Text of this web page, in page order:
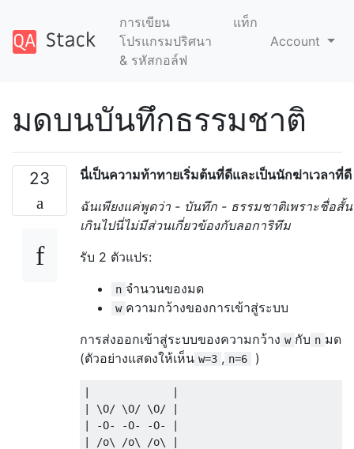
การเขียน
โปรแกรมปริศนา
& รหัสกอล์ฟ
แท็ก
Account
มดบนบันทึกธรรมชาติ
23
นี่เป็นความท้าทายเริ่มต้นที่ดีและเป็นนักฆ่าเวลาที่ดี
ฉันเพียงแค่พูดว่า - บันทึก - ธรรมชาติเพราะชื่อสั้น
เกินไปนี่ไม่มีส่วนเกี่ยวข้องกับลอการิทึม
รับ 2 ตัวแปร:
n จำนวนของมด
w ความกว้างของการเข้าสู่ระบบ
การส่งออกเข้าสู่ระบบของความกว้าง w กับ n มด
(ตัวอย่างแสดงให้เห็น w=3 , n=6 )
| \O/ \O/ \O/ |
| -O- -O- -O- |
| /o\ /o\ /o\ |